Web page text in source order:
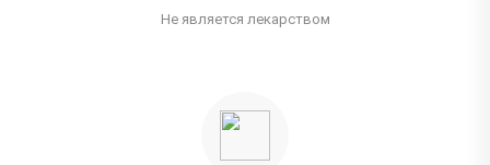
Не является лекарством